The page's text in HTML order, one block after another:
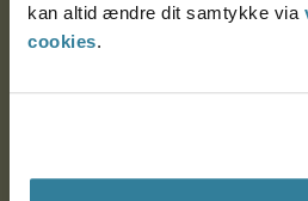
kan altid ændre dit samtykke via
cookies.
Ankestyrelsen